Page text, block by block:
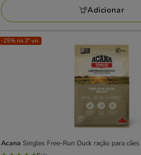
183.24€
Adicionar
-25% na 2ª un.
Acana Singles Free-Run Duck ração para cães